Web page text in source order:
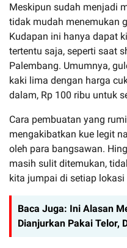
Meskipun sudah menjadi
tidak mudah menemukan
Kudapan ini hanya dapat
tertentu saja, seperti saat
Palembang. Umumnya,
kaki lima dengan harga
dalam, Rp 100 ribu untuk
Cara pembuatan yang
mengakibatkan kue legit
oleh para bangsawan.
masih sulit ditemukan,
kita jumpai di setiap
Baca Juga: Ini Alasan
Dianjurkan Pakai Telor,